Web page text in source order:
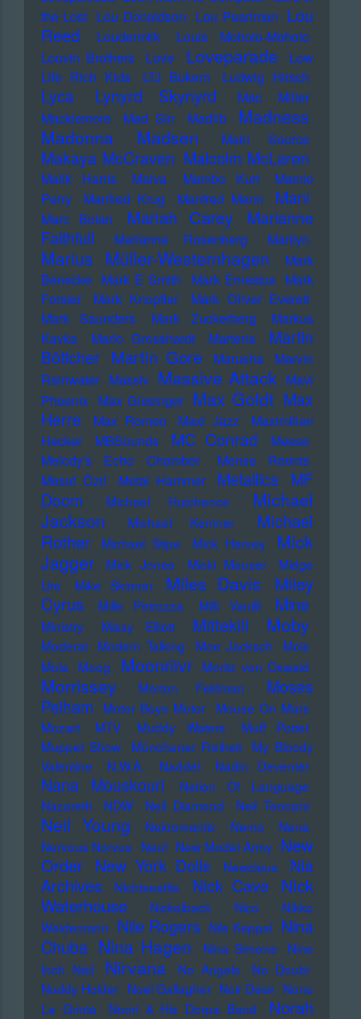
the Lost Lou Donaldson Lou Pearlman Lou
Reed
Loudermilk
Louis Moholo-Moholo
Louvin Brothers
Love Loveparade
Low
Life Rich Kids
LTJ Bukem Ludwig Hirsch
Lyca Lynyrd Skynyrd
Mac Miller
Macklemore
Mad Sin Madlib
Madness
Madonna
Madsen Main Source
Makaya McCraven Malcolm McLaren
Malik Harris Malva Mambo Kurt
Mamie
Perry
Manfred Krug Manfred Mann Mani
Marc Bolan Mariah Carey
Marianne
Faithfull
Marianne Rosenberg Marilyn
Marius Müller-Westernhagen
Mark
Benecke Mark E Smith Mark Ernestus Mark
Forster
Mark Knopfler
Mark Oliver Everett
Mark Saunders
Mark Zuckerberg
Markus
Kavka
Marlo Grosshardt Marteria
Martin
Böttcher Martin Gore Marusha
Marvin
Rainwater Massiv Massive Attack Mavi
Phoenix Max Giesinger Max Goldt Max
Herre
Max Romeo Maxi Jazz
Maximilian
Hecker
MBSounds MC Conrad
Meese
Melody's Echo Chamber
Mense Reents
Mesut Özil
Metal Hammer Metallica MF
Doom
Michael Hutchence
Michael
Jackson
Michael Kemner
Michael
Rother
Michael Stipe Mick Harvey
Mick
Jagger
Mick Jones Micki Meuser
Midge
Ure
Mike Skinner Miles Davis
Miley
Cyrus
Mille Petrozza Milli Vanilli Mine
Ministry Missy Elliott Mittekill Moby
Moderat Modern Talking Moe Jacksch
Mois
Mola
Moog Moonriivr Moritz von Oswald
Morrissey Morton Feldman
Moses
Pelham
Motor Boys Motor
Mouse On Mars
Mozart
MTV Muddy Waters
Muff Potter
Muppet Show
Münchener Freiheit
My Bloody
Valentine
N.W.A. Naddel Nadin Deventer
Nana Mouskouri
Nation Of Language
Nazareth
NDW Neil Diamond Neil Tennant
Neil Young Nekromantix Nemo
Nena
Nervous Norvus Neu! New Model Army New
Order New York Dolls Newcleus
Nia
Archives
Nichtseattle Nick Cave
Nick
Waterhouse
Nickelback Nico
Nikko
Weidemann Nile Rogers Nils Keppel Nina
Chuba Nina Hagen Nina Simone
Nine
Inch Nail
Nirvana No Angels
No Doubt
Noddy Holder Noel Gallagher Noir Désir Nono
La Grinta
Noori & His Dorpa Band
Norah